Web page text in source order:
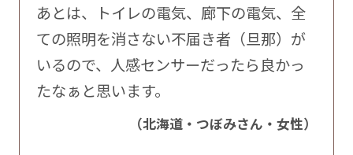
あとは、トイレの電気、廊下の電気、全
ての照明を消さない不届き者（旦那）が
いるので、人感センサーだったら良かっ
たなぁと思います。
（北海道・つぼみさん・女性）